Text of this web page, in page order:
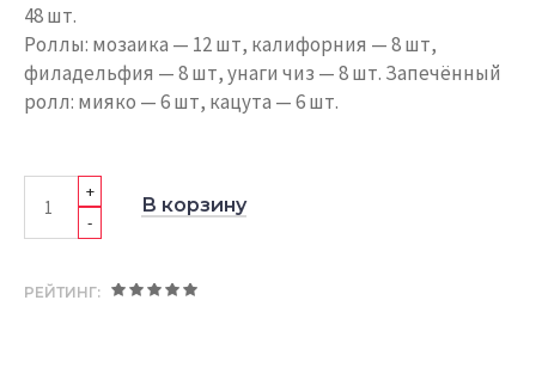
48 шт.
Роллы: мозаика — 12 шт, калифорния — 8 шт,
филадельфия — 8 шт, унаги чиз — 8 шт. Запечённый
ролл: мияко — 6 шт, кацута — 6 шт.
+
-
В корзину
РЕЙТИНГ: